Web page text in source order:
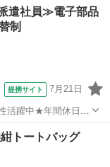
遣社員≫電子部品
制
提携サイト 7月21日
活躍中★年間休日
！日払い制度利用可
中巨摩郡昭和町》
トートバッグ